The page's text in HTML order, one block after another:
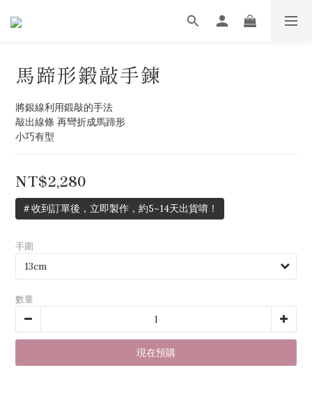
馬蹄形鍛敲手鍊
將銀線利用鍛敲的手法
敲出線條 再彎折成馬蹄形
小巧有型
NT$2,280
＃收到訂單後，立即製作，約5~14天出貨唷！
手圍
數量
現在預購